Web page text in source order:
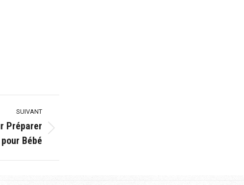
SUIVANT
Préparer
Bébé